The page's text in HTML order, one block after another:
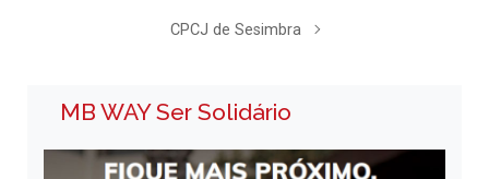
CPCJ de Sesimbra
MB WAY Ser Solidário